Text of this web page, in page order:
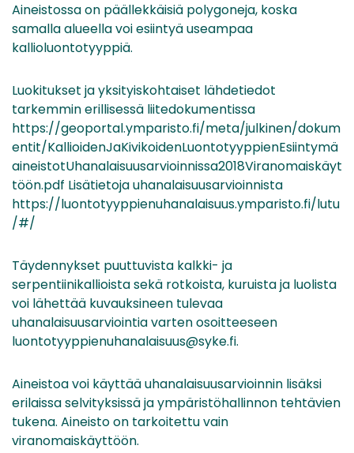
Aineistossa on päällekkäisiä polygoneja, koska
samalla alueella voi esiintyä useampaa
kallioluontotyyppiä.
Luokitukset ja yksityiskohtaiset lähdetiedot
tarkemmin erillisessä liitedokumentissa
https://geoportal.ymparisto.fi/meta/julkinen/dokum
entit/KallioidenJaKivikoidenLuontotyyppienEsiintymä
aineistotUhanalaisuusarvioinnissa2018Viranomaiskäyt
töön.pdf Lisätietoja uhanalaisuusarvioinnista
https://luontotyyppienuhanalaisuus.ymparisto.fi/lutu
/#/
Täydennykset puuttuvista kalkki- ja
serpentiinikallioista sekä rotkoista, kuruista ja luolista
voi lähettää kuvauksineen tulevaa
uhanalaisuusarviointia varten osoitteeseen
luontotyyppienuhanalaisuus@syke.fi.
Aineistoa voi käyttää uhanalaisuusarvioinnin lisäksi
erilaissa selvityksissä ja ympäristöhallinnon tehtävien
tukena. Aineisto on tarkoitettu vain
viranomaiskäyttöön.